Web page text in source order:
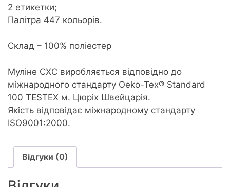
2 етикетки;
Палітра 447 кольорів.
Склад – 100% поліестер
Муліне CXC виробляється відповідно до
міжнародного стандарту Oeko-Tex® Standard
100 TESTEX м. Цюріх Швейцарія.
Якість відповідає міжнародному стандарту
ISO9001:2000.
Відгуки (0)